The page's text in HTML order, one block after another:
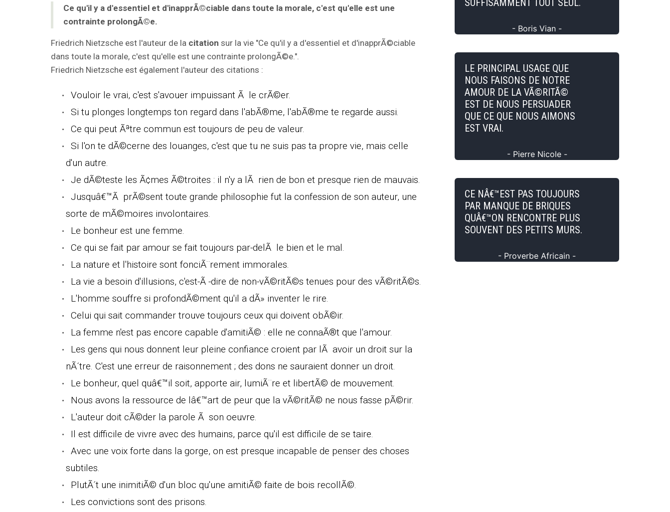
Ce qu'il y a d'essentiel et d'inapprÃ©ciable dans toute la morale, c'est qu'elle est une
contrainte prolongÃ©e.
Friedrich Nietzsche est l'auteur de la citation sur la vie "Ce qu'il y a d'essentiel et d'inapprÃ©ciable
dans toute la morale, c'est qu'elle est une contrainte prolongÃ©e.".
Friedrich Nietzsche est également l'auteur des citations :
Vouloir le vrai, c'est s'avouer impuissant Ã le crÃ©er.
Si tu plonges longtemps ton regard dans l'abÃ®me, l'abÃ®me te regarde aussi.
Ce qui peut Ãªtre commun est toujours de peu de valeur.
Si l'on te dÃ©cerne des louanges, c'est que tu ne suis pas ta propre vie, mais celle
d'un autre.
Je dÃ©teste les Ã¢mes Ã©troites : il n'y a lÃ rien de bon et presque rien de mauvais.
Jusquâ€™Ã prÃ©sent toute grande philosophie fut la confession de son auteur, une
sorte de mÃ©moires involontaires.
Le bonheur est une femme.
Ce qui se fait par amour se fait toujours par-delÃ le bien et le mal.
La nature et l'histoire sont fonciÃ¨rement immorales.
La vie a besoin d'illusions, c'est-Ã -dire de non-vÃ©ritÃ©s tenues pour des vÃ©ritÃ©s.
L'homme souffre si profondÃ©ment qu'il a dÃ» inventer le rire.
Celui qui sait commander trouve toujours ceux qui doivent obÃ©ir.
La femme n'est pas encore capable d'amitiÃ© : elle ne connaÃ®t que l'amour.
Les gens qui nous donnent leur pleine confiance croient par lÃ avoir un droit sur la
nÃ´tre. C'est une erreur de raisonnement ; des dons ne sauraient donner un droit.
Le bonheur, quel quâ€™il soit, apporte air, lumiÃ¨re et libertÃ© de mouvement.
Nous avons la ressource de lâ€™art de peur que la vÃ©ritÃ© ne nous fasse pÃ©rir.
L'auteur doit cÃ©der la parole Ã son oeuvre.
Il est difficile de vivre avec des humains, parce qu'il est difficile de se taire.
Avec une voix forte dans la gorge, on est presque incapable de penser des choses
subtiles.
PlutÃ´t une inimitiÃ© d'un bloc qu'une amitiÃ© faite de bois recollÃ©.
Les convictions sont des prisons.
SUFFISAMMENT TOUT SEUL.
- Boris Vian -
LE PRINCIPAL USAGE QUE
NOUS FAISONS DE NOTRE
AMOUR DE LA VÃ©RITÃ©
EST DE NOUS PERSUADER
QUE CE QUE NOUS AIMONS
EST VRAI.
- Pierre Nicole -
CE NÂ€™EST PAS TOUJOURS
PAR MANQUE DE BRIQUES
QUÂ€™ON RENCONTRE PLUS
SOUVENT DES PETITS MURS.
- Proverbe Africain -